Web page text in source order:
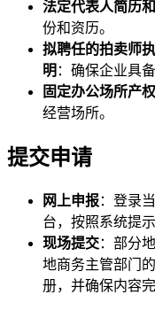
法定代表人简历
份和资历。
拟聘任的拍卖师
明 ：确保企业具
固定办公场所产
经营场所。
提交申请
网上申报：登录
台，按照系统提
现场提交：部分
地商务主管部门
册，并确保内容